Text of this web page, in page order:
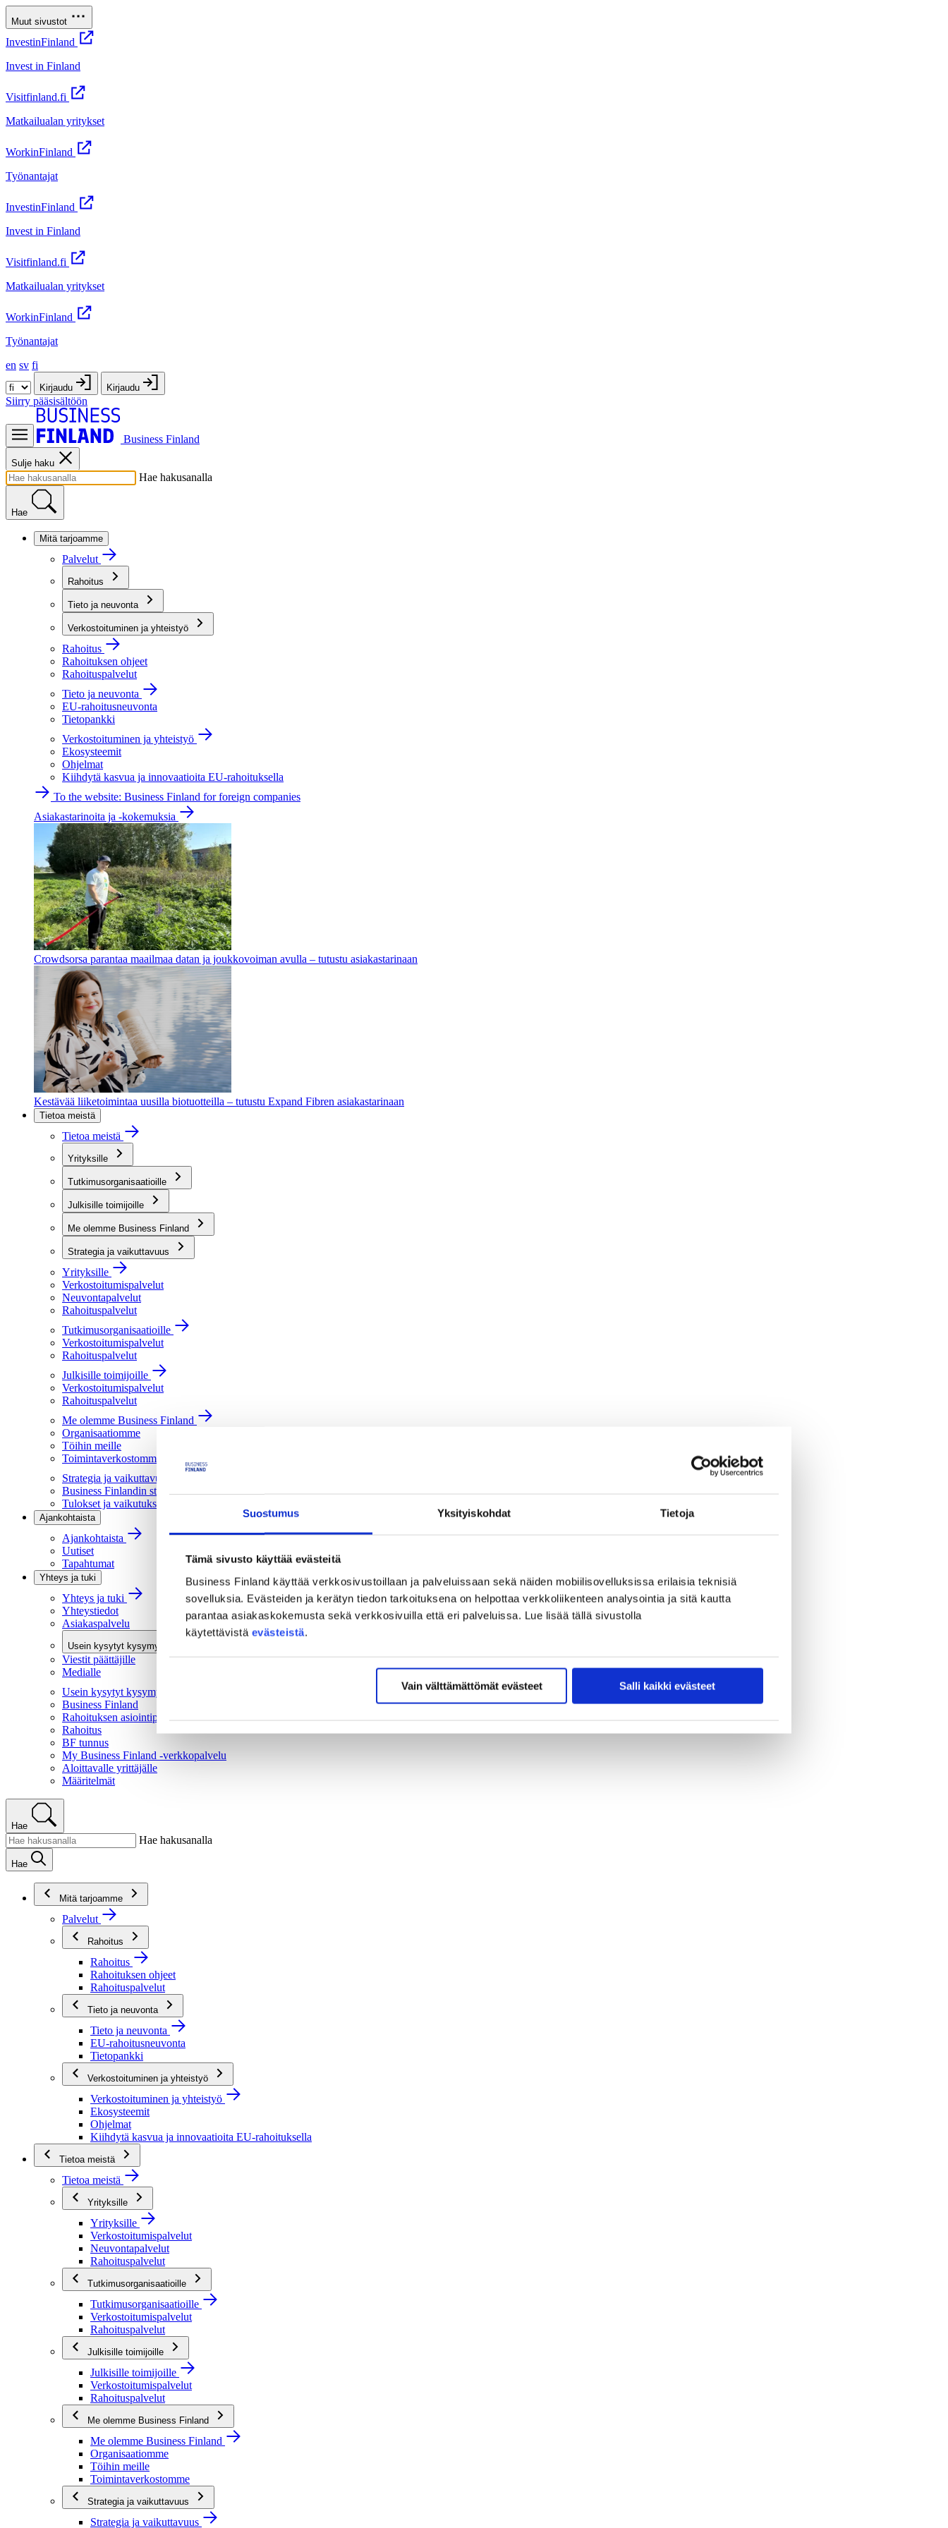
Suostumus Yksityiskohdat Tietoja
Tämä sivusto käyttää evästeitä
Business Finland käyttää verkkosivustoillaan ja palveluissaan sekä näiden mobiilisovelluksissa erilaisia teknisiä
sovelluksia. Evästeiden ja kerätyn tiedon tarkoituksena on helpottaa verkkoliikenteen analysointia ja sitä kautta
parantaa asiakaskokemusta sekä verkkosivuilla että eri palveluissa. Lue lisää tällä sivustolla
käytettävistä evästeistä.
Vain välttämättömät evästeet Salli kaikki evästeet
Muut sivustot
InvestinFinland
Invest in Finland
Visitfinland.fi
Matkailualan yritykset
WorkinFinland
Työnantajat
InvestinFinland
Invest in Finland
Visitfinland.fi
Matkailualan yritykset
WorkinFinland
Työnantajat
en sv fi
Kirjaudu Kirjaudu
Siirry pääsisältöön
Business Finland
Sulje haku
Hae hakusanalla
Hae
Mitä tarjoamme
Palvelut
Rahoitus
Tieto ja neuvonta
Verkostoituminen ja yhteistyö
Rahoitus
Rahoituksen ohjeet
Rahoituspalvelut
Tieto ja neuvonta
EU-rahoitusneuvonta
Tietopankki
Verkostoituminen ja yhteistyö
Ekosysteemit
Ohjelmat
Kiihdytä kasvua ja innovaatioita EU-rahoituksella
To the website: Business Finland for foreign companies
Asiakastarinoita ja -kokemuksia
Crowdsorsa parantaa maailmaa datan ja joukkovoiman avulla – tutustu asiakastarinaan
Kestävää liiketoimintaa uusilla biotuotteilla – tutustu Expand Fibren asiakastarinaan
Tietoa meistä
Tietoa meistä
Yrityksille
Tutkimusorganisaatioille
Julkisille toimijoille
Me olemme Business Finland
Strategia ja vaikuttavuus
Yrityksille
Verkostoitumispalvelut
Neuvontapalvelut
Rahoituspalvelut
Tutkimusorganisaatioille
Verkostoitumispalvelut
Rahoituspalvelut
Julkisille toimijoille
Verkostoitumispalvelut
Rahoituspalvelut
Me olemme Business Finland
Organisaatiomme
Töihin meille
Toimintaverkostomme
Strategia ja vaikuttavuus
Business Finlandin strategia 2030
Tulokset ja vaikutukset
Ajankohtaista
Ajankohtaista
Uutiset
Tapahtumat
Yhteys ja tuki
Yhteys ja tuki
Yhteystiedot
Asiakaspalvelu
Usein kysytyt kysymykset
Viestit päättäjille
Medialle
Usein kysytyt kysymykset
Business Finland
Rahoituksen asiointipalvelu
Rahoitus
BF tunnus
My Business Finland -verkkopalvelu
Aloittavalle yrittäjälle
Määritelmät
Hae
Hae hakusanalla
Hae
Mitä tarjoamme
Palvelut
Rahoitus
Rahoitus
Rahoituksen ohjeet
Rahoituspalvelut
Tieto ja neuvonta
Tieto ja neuvonta
EU-rahoitusneuvonta
Tietopankki
Verkostoituminen ja yhteistyö
Verkostoituminen ja yhteistyö
Ekosysteemit
Ohjelmat
Kiihdytä kasvua ja innovaatioita EU-rahoituksella
Tietoa meistä
Tietoa meistä
Yrityksille
Yrityksille
Verkostoitumispalvelut
Neuvontapalvelut
Rahoituspalvelut
Tutkimusorganisaatioille
Tutkimusorganisaatioille
Verkostoitumispalvelut
Rahoituspalvelut
Julkisille toimijoille
Julkisille toimijoille
Verkostoitumispalvelut
Rahoituspalvelut
Me olemme Business Finland
Me olemme Business Finland
Organisaatiomme
Töihin meille
Toimintaverkostomme
Strategia ja vaikuttavuus
Strategia ja vaikuttavuus